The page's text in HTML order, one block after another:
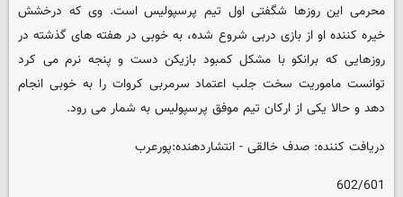
محرمی این روزها شگفتی اول تیم پرسپولیس است. وی که درخشش
خیره کننده او از بازی دربی شروع شده، به خوبی در هفته های گذشته در
روزهایی که برانکو با مشکل کمبود بازیکن دست و پنجه نرم می کرد
توانست ماموریت سخت جلب اعتماد سرمربی کروات را به خوبی انجام
دهد و حالا یکی از ارکان تیم موفق پرسپولیس به شمار می رود.
دریافت کننده: صدف خالقی - انتشاردهنده:پورعرب
602/601